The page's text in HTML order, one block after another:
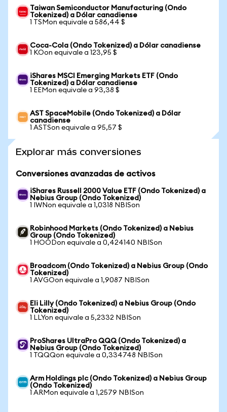
Taiwan Semiconductor Manufacturing (Ondo
Tokenized) a Dólar canadiense
1 TSMon equivale a 586,44 $
Coca-Cola (Ondo Tokenized) a Dólar canadiense
1 KOon equivale a 123,95 $
iShares MSCI Emerging Markets ETF (Ondo
Tokenized) a Dólar canadiense
1 EEMon equivale a 93,38 $
AST SpaceMobile (Ondo Tokenized) a Dólar
canadiense
1 ASTSon equivale a 95,57 $
Explorar más conversiones
Conversiones avanzadas de activos
iShares Russell 2000 Value ETF (Ondo Tokenized) a
Nebius Group (Ondo Tokenized)
1 IWNon equivale a 1,0318 NBISon
Robinhood Markets (Ondo Tokenized) a Nebius
Group (Ondo Tokenized)
1 HOODon equivale a 0,424140 NBISon
Broadcom (Ondo Tokenized) a Nebius Group (Ondo
Tokenized)
1 AVGOon equivale a 1,9087 NBISon
Eli Lilly (Ondo Tokenized) a Nebius Group (Ondo
Tokenized)
1 LLYon equivale a 5,2332 NBISon
ProShares UltraPro QQQ (Ondo Tokenized) a
Nebius Group (Ondo Tokenized)
1 TQQQon equivale a 0,334748 NBISon
Arm Holdings plc (Ondo Tokenized) a Nebius Group
(Ondo Tokenized)
1 ARMon equivale a 1,2579 NBISon